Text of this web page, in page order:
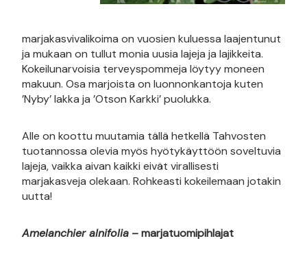
marjakasvivalikoima on vuosien kuluessa laajentunut
ja mukaan on tullut monia uusia lajeja ja lajikkeita.
Kokeilunarvoisia terveyspommeja löytyy moneen
makuun. Osa marjoista on luonnonkantoja kuten
’Nyby’ lakka ja ’Otson Karkki’ puolukka.
Alle on koottu muutamia tällä hetkellä Tahvosten
tuotannossa olevia myös hyötykäyttöön soveltuvia
lajeja, vaikka aivan kaikki eivät virallisesti
marjakasveja olekaan. Rohkeasti kokeilemaan jotakin
uutta!
Amelanchier alnifolia – marjatuomipihlajat